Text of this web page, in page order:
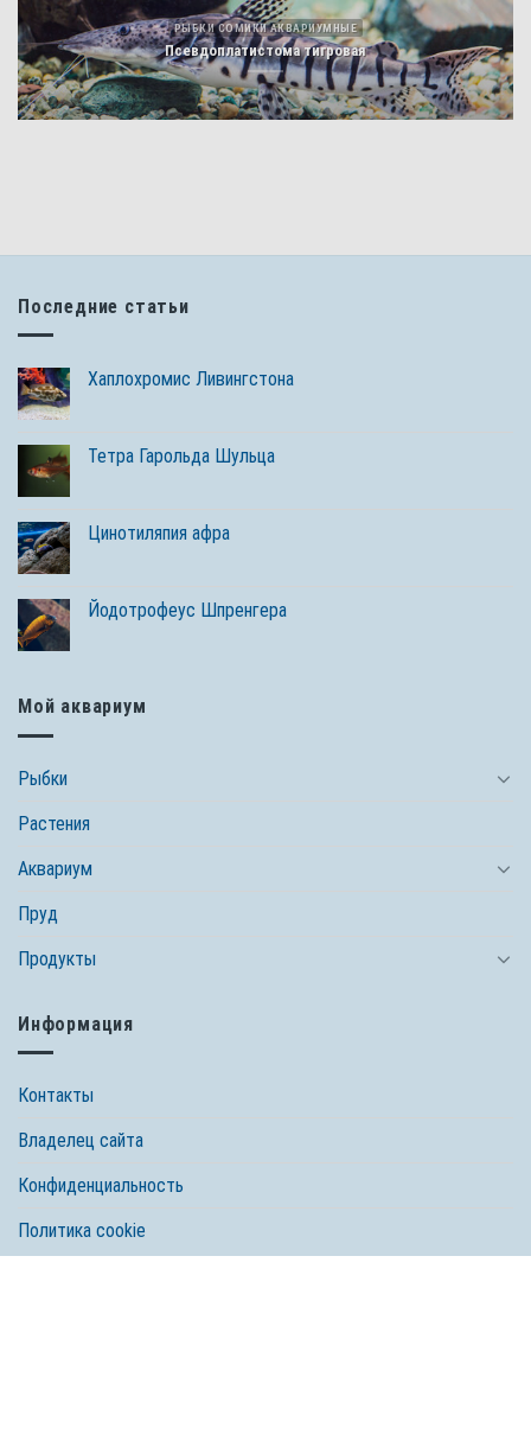
РЫБКИ СОМИКИ АКВАРИУМНЫЕ
Псевдоплатистома тигровая
Последние статьи
Хаплохромис Ливингстона
Тетра Гарольда Шульца
Цинотиляпия афра
Йодотрофеус Шпренгера
Мой аквариум
Рыбки
Растения
Аквариум
Пруд
Продукты
Информация
Контакты
Владелец сайта
Конфиденциальность
Политика cookie